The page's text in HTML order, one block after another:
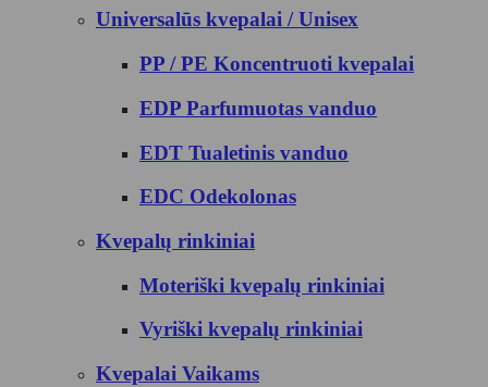
Universalūs kvepalai / Unisex
PP / PE Koncentruoti kvepalai
EDP Parfumuotas vanduo
EDT Tualetinis vanduo
EDC Odekolonas
Kvepalų rinkiniai
Moteriški kvepalų rinkiniai
Vyriški kvepalų rinkiniai
Kvepalai Vaikams